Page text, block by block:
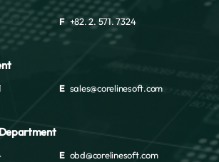
F +82. 2. 571. 7324
E sales@corelinesoft.com
Department
E obd@corelinesoft.com